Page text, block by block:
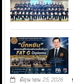
มิถุนายน 25, 2026